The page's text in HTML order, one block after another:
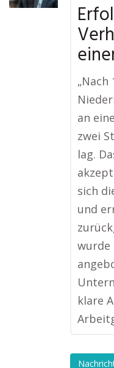
„Nach
an
zwei
lag.
sich
und
wurde
klare